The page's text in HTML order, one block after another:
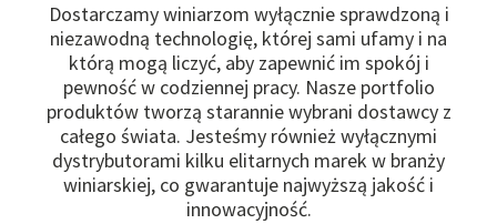
Dostarczamy winiarzom wyłącznie sprawdzoną i
niezawodną technologię, której sami ufamy i na
którą mogą liczyć, aby zapewnić im spokój i
pewność w codziennej pracy. Nasze portfolio
produktów tworzą starannie wybrani dostawcy z
całego świata. Jesteśmy również wyłącznymi
dystrybutorami kilku elitarnych marek w branży
winiarskiej, co gwarantuje najwyższą jakość i
innowacyjność.